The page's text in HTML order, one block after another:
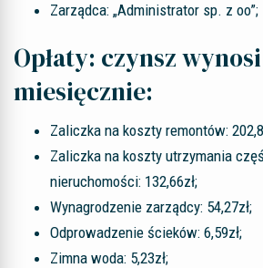
Zarządca: „Administrator sp. z oo”;
Opłaty: czynsz
miesięcznie:
Zaliczka na koszty remontów:
Zaliczka na koszty utrzymania
nieruchomości: 132,66zł;
Wynagrodzenie zarządcy: 54,27zł;
Odprowadzenie ścieków: 6,59zł;
Zimna woda: 5,23zł;